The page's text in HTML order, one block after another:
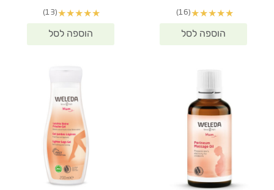
₪136.10.
★
★
★
★
★
(16)
₪136.10.
★
★
★
★
★
(13)